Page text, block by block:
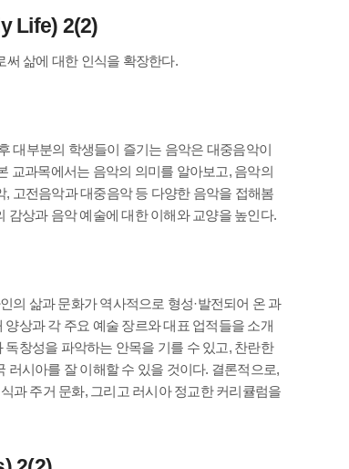
Life) 2(2)
삶에 대한 인식을 확장한다.
대부분의 학생들이 즐기는 음악은 대중음악이
교과목에서는 음악의 의미를 알아보고, 음악의
고전음악과 대중음악 등 다양한 음악을 접해봄
감상과 음악 예술에 대한 이해와 교양을 높인다.
의 삶과 문화가 역사적으로 형성·발전되어 온 과
상과 각 주요 예술 장르와 대표 업적들을 소개
창성을 파악하는 안목을 기를 수 있고, 찬란한
시아를 잘 이해할 수 있을 것이다. 결론적으로,
과 주거 문화, 그리고 러시아 정교한 커리큘럼을